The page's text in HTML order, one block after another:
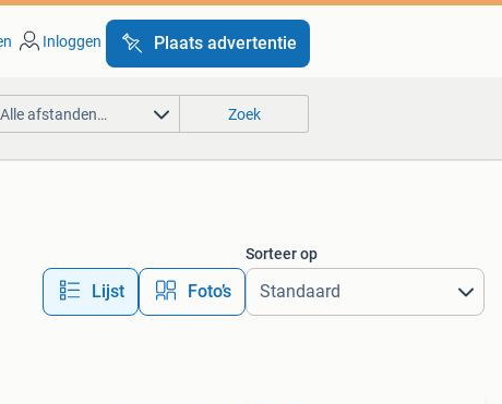
Inloggen Plaats advertentie
Alle afstanden… Zoek
Lijst Foto’s
Sorteer op